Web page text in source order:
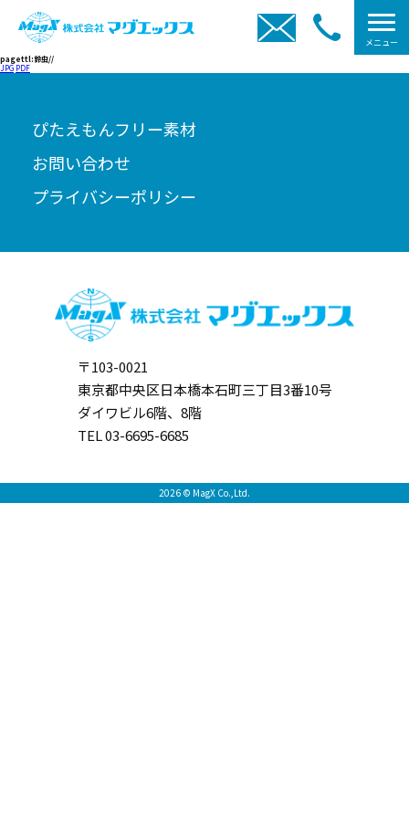
メニュー
pagettl:鈴虫//
JPG PDF
ぴたえもんフリー素材
お問い合わせ
プライバシーポリシー
〒103-0021
東京都中央区日本橋本石町三丁目3番10号
ダイワビル6階、8階
TEL 03-6695-6685
2026 © MagX Co.,Ltd.